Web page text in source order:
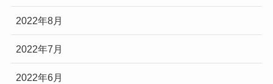
2022年8月
2022年7月
2022年6月